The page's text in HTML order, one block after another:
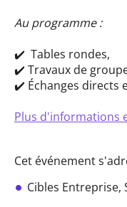
Au programme :
✔️ Tables rondes,
✔️ Travaux de
✔️ Échanges directs
Plus d'informations
Cet événement
Cibles Entreprise,